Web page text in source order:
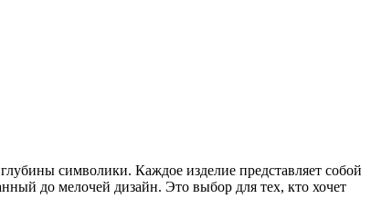
символики. Каждое изделие представляет собой
до мелочей дизайн. Это выбор для тех, кто хочет